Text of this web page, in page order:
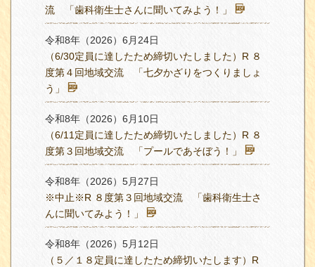
流 「歯科衛生士さんに聞いてみよう！」
令和8年（2026）6月24日
（6/30定員に達したため締切いたしました）R ８
度第４回地域交流 「七夕かざりをつくりましょ
う」
令和8年（2026）6月10日
（6/11定員に達したため締切いたしました）R ８
度第３回地域交流 「プールであそぼう！」
令和8年（2026）5月27日
※中止※R ８度第３回地域交流 「歯科衛生士さ
んに聞いてみよう！」
令和8年（2026）5月12日
（５／１８定員に達したため締切いたします）R